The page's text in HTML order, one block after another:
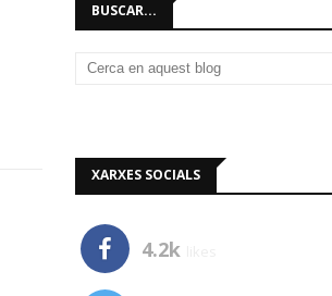
BUSCAR...
XARXES SOCIALS
4.2k